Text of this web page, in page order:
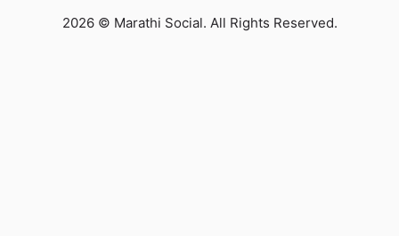
2026 © Marathi Social. All Rights Reserved.